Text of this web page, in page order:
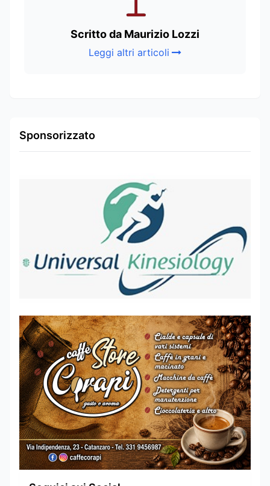
Scritto da Maurizio Lozzi
Leggi altri articoli
Sponsorizzato